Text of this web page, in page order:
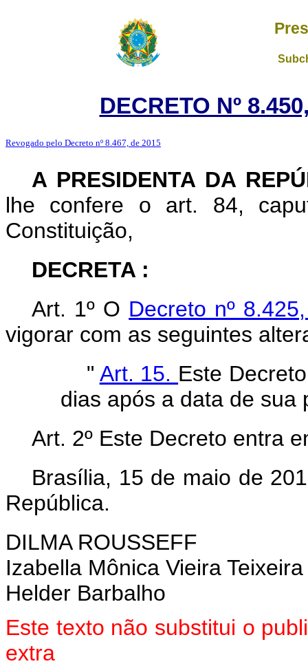
DECRETO Nº
Revogado pelo Decreto nº 8.467, de 2015
A PRESIDENTA DA
lhe confere o art. 84,
Constituição,
DECRETA :
Art. 1º O Decreto nº
vigorar com as seguintes
" Art. 15. Este
dias após a data de sua
Art. 2º Este Decreto entra
Brasília, 15 de maio de
República.
DILMA ROUSSEFF
Izabella Mônica Vieira Teixeira
Helder Barbalho
Este texto não substitui o
extra